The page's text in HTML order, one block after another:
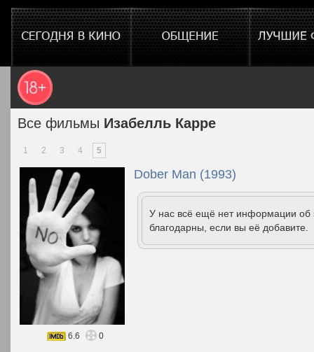
Все фильмы Изабелль Карре
1 2 3 4 5
Dober Man (1993)
У нас всё ещё нет информации
благодарны, если вы её добавите.
6.6 0